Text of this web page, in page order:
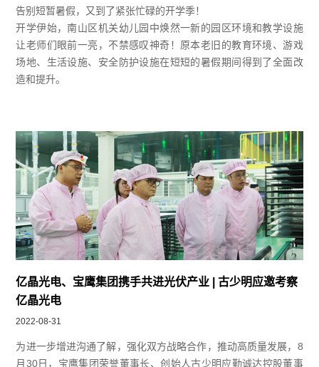
告别短暂暑假，又到了紧张忙碌的开学季！
开学伊始，南山区机关幼儿园中焕然一新的园区环境和教学设施
让老师们眼前一亮，不禁感叹神奇！原本老旧的教育环境、游戏
场地、生活设施、安全防护设施在短短的暑假期间得到了全面改
造和提升。
亿晶光电、宝鹰集团携手共进光伏产业 | 古少明应邀考察
亿晶光电
2022-08-31
为进一步增进沟通了解，强化双方战略合作，推动高质量发展，8
月30日，宝鹰集团荣誉董事长、创始人古少明应勤诚达控股董事